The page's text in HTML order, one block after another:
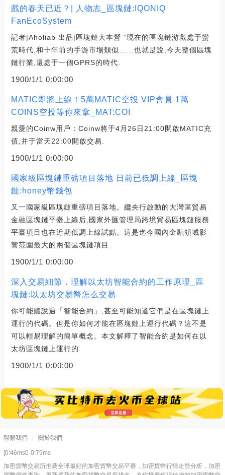
戲的春天已近？| 人物志_區塊鏈:IQONIQ
FanEcoSystem
記者|Aholiab 出品|區塊鏈大本營 “現在的區塊鏈游戲處于蠻
荒時代,和十年前的手游市場類似……也就是說,今天整個區塊
鏈行業,還處于一個GPRS的時代.
1900/1/1 0:00:00
MATIC即將上線！5萬MATIC空投 VIP會員 1萬
COINS空投等你來拿_MAT:COI
親愛的Coinw用戶：Coinw將于4月26日21:00開啟MATIC充
值,并于當天22:00開啟交易.
1900/1/1 0:00:00
國家級區塊鏈重磅項目落地 日前已低調上線_區塊
鏈:honey幣錢包
又一國家級區塊鏈重磅項目落地。繼央行啟動的大灣區貿易
金融區塊鏈平臺上線后,國家外匯管理局跨境貿易區塊鏈服務
平臺項目也在近期低調上線試點。這是迄今國內金融領域影
響范圍最大的兩個區塊鏈項目.
1900/1/1 0:00:00
深入交易細節，理解以太坊智能合約的工作原理_區
塊鏈:以太坊交易幣怎么交易
你可能聽說過「智能合約」,甚至可能知道它們是在區塊鏈上
運行的代碼。但是你如何才能在區塊鏈上運行代碼？這不是
可以輕易理解的簡單概念。本文解釋了智能合約是如何在以
太坊區塊鏈上運行的.
1900/1/1 0:00:00
聯繫我們 關於我們
[0:46ms0-0:79ms
加密貨幣交易所推薦全球最好的加密貨幣交易平臺，加密貨幣行情走勢分析，加密